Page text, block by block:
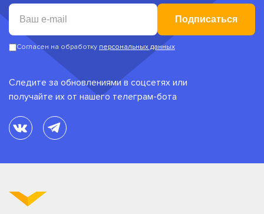
Подписаться
Согласен на обработку персональных данных
Следите за обновлениями в соцсетях или
получайте их от нашего телеграм-бота